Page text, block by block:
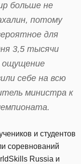
больше не
потому
для
3,5 тысячи
ощущение
себе на всю
министра к
и студентов
соревнований
Russia и